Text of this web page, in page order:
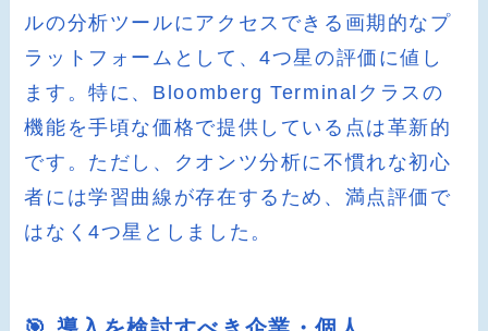
ルの分析ツールにアクセスできる画期的なプ
ラットフォームとして、4つ星の評価に値し
ます。特に、Bloomberg Terminalクラスの
機能を手頃な価格で提供している点は革新的
です。ただし、クオンツ分析に不慣れな初心
者には学習曲線が存在するため、満点評価で
はなく4つ星としました。